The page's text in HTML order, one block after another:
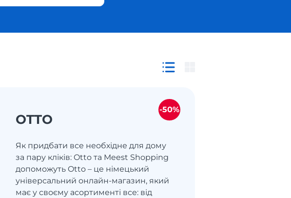
OTTO
Як придбати все необхідне для дому
за пару кліків: Otto та Meest Shopping
допоможуть Otto – це німецький
універсальний онлайн-магазин, який
має у своєму асортименті все: від
-50%